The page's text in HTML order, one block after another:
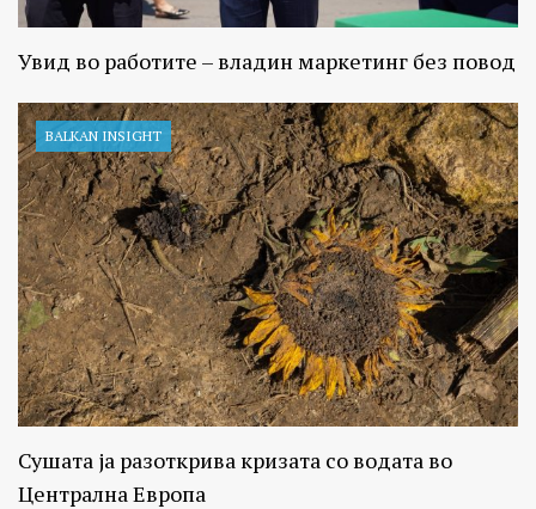
Увид во работите – владин маркетинг без повод
BALKAN INSIGHT
Сушата ја разоткрива кризата со водата во
Централна Европа